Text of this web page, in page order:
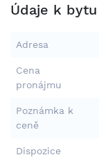
Údaje k bytu
Adresa
Cena
pronájmu
Poznámka k
ceně
Dispozice